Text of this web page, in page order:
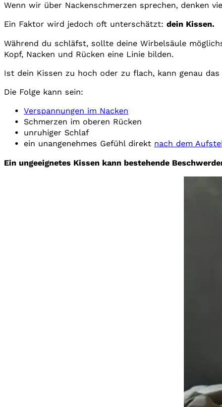
Wenn wir über Nackenschmerzen sprechen, denken
Ein Faktor wird jedoch oft unterschätzt: dein Kissen.
Während du schläfst, sollte deine Wirbelsäule
Kopf, Nacken und Rücken eine Linie bilden.
Ist dein Kissen zu hoch oder zu flach, kann genau
Die Folge kann sein:
Verspannungen im Nacken
Schmerzen im oberen Rücken
unruhiger Schlaf
ein unangenehmes Gefühl direkt nach dem
Ein ungeeignetes Kissen kann bestehende